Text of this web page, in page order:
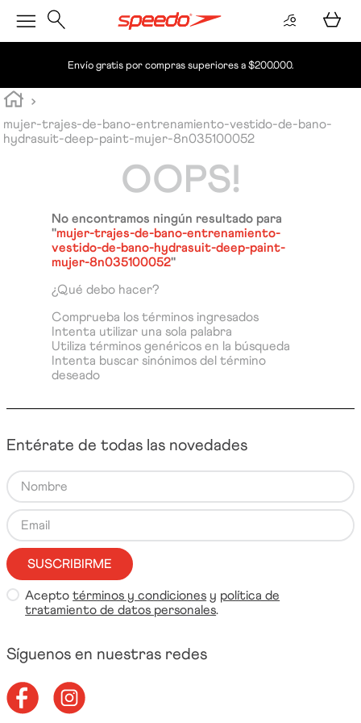
Envío gratis por compras superiores a $200.000.
mujer-trajes-de-bano-entrenamiento-vestido-de-bano-
hydrasuit-deep-paint-mujer-8n035100052
OOPS!
No encontramos ningún resultado para
"mujer-trajes-de-bano-entrenamiento-
vestido-de-bano-hydrasuit-deep-paint-
mujer-8n035100052"
¿Qué debo hacer?
Comprueba los términos ingresados
Intenta utilizar una sola palabra
Utiliza términos genéricos en la búsqueda
Intenta buscar sinónimos del término
deseado
Entérate de todas las novedades
SUSCRIBIRME
Aceptotérminos y condiciones y política de
tratamiento de datos personales.
Síguenos en nuestras redes